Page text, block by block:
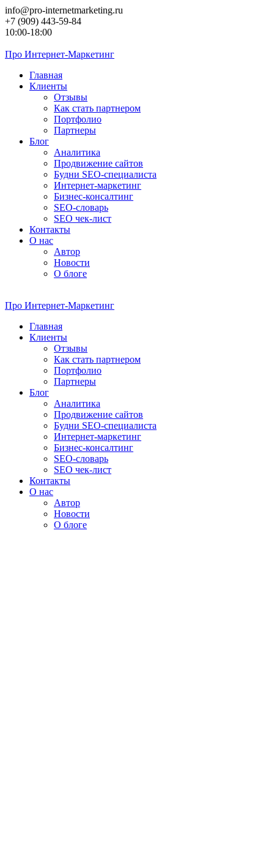
Перейти
к
контенту
info@pro-internetmarketing.ru
+7 (909) 443-59-84
10:00-18:00
Про Интернет-Маркетинг
Главная
Клиенты
Отзывы
Как стать партнером
Портфолио
Партнеры
Блог
Аналитика
Продвижение сайтов
Будни SEO-специалиста
Интернет-маркетинг
Бизнес-консалтинг
SEO-словарь
SEO чек-лист
Контакты
О нас
Автор
Новости
О блоге
Про Интернет-Маркетинг
Главная
Клиенты
Отзывы
Как стать партнером
Портфолио
Партнеры
Блог
Аналитика
Продвижение сайтов
Будни SEO-специалиста
Интернет-маркетинг
Бизнес-консалтинг
SEO-словарь
SEO чек-лист
Контакты
О нас
Автор
Новости
О блоге